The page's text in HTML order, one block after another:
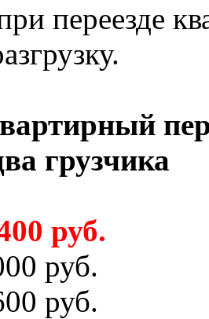
переезде
грузчика
руб.
руб.
руб.